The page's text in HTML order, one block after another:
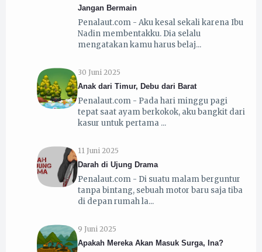
Jangan Bermain
Penalaut.com - Aku kesal sekali karena Ibu
Nadin membentakku. Dia selalu
mengatakan kamu harus belaj
30 Juni 2025
Anak dari Timur, Debu dari Barat
Penalaut.com - Pada hari minggu pagi
tepat saat ayam berkokok, aku bangkit dari
kasur untuk pertama
11 Juni 2025
Darah di Ujung Drama
Penalaut.com - Di suatu malam berguntur
tanpa bintang, sebuah motor baru saja tiba
di depan rumah la
9 Juni 2025
Apakah Mereka Akan Masuk Surga, Ina?